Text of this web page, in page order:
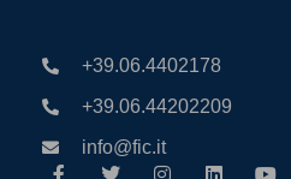
+39.06.4402178
+39.06.44202209
info@fic.it